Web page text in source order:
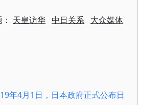
天皇访华 中日关系 大众媒体
年4月1日，日本政府正式公布日